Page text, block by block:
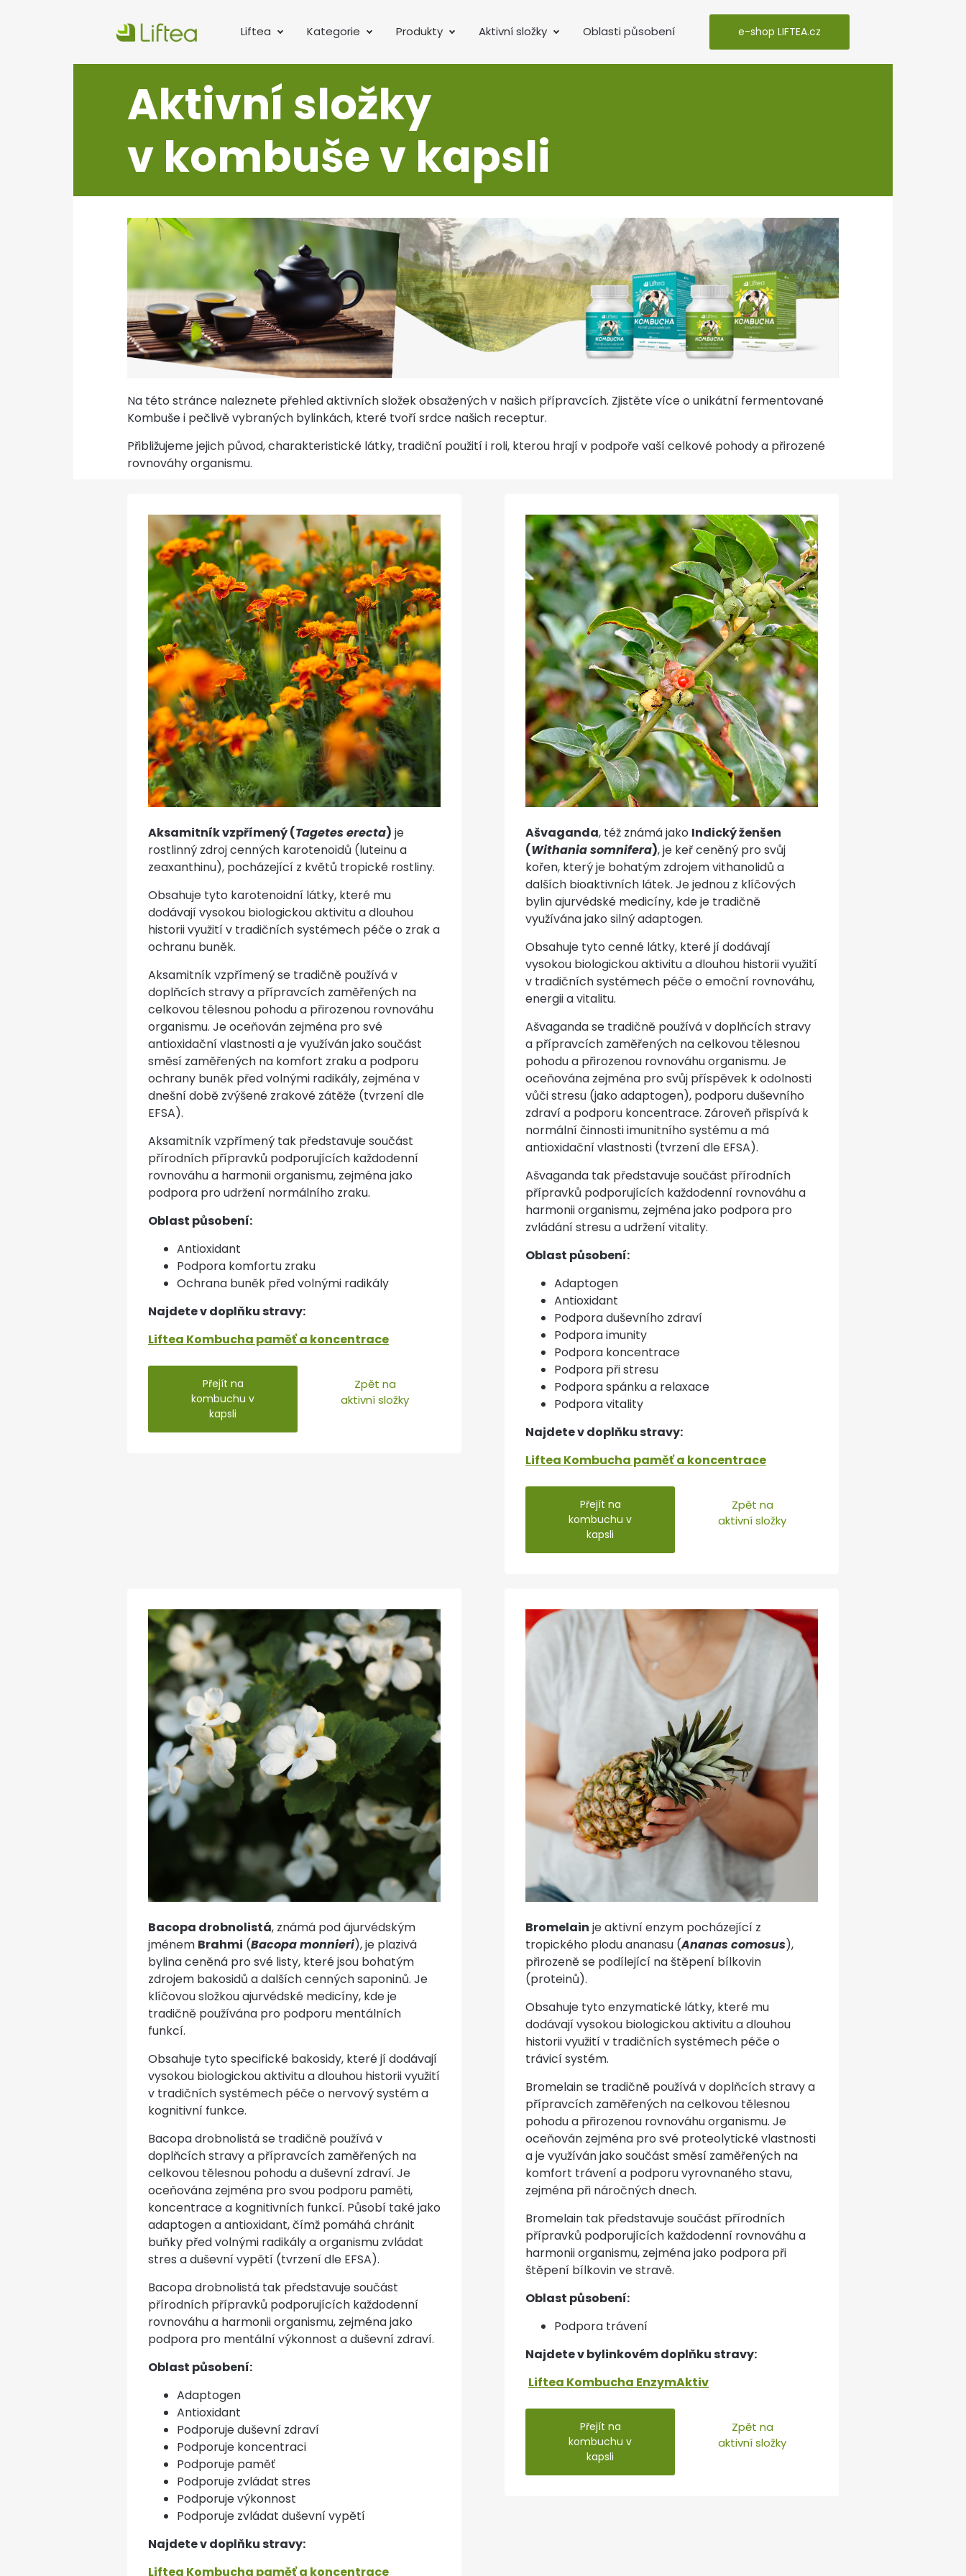
Liftea Kategorie Produkty Aktivní složky Oblasti působení e-shop LIFTEA.cz
Aktivní složky
v kombuše v kapsli
Na této stránce naleznete přehled aktivních složek obsažených v našich přípravcích. Zjistěte více o unikátní fermentované
Kombuše i pečlivě vybraných bylinkách, které tvoří srdce našich receptur.
Přibližujeme jejich původ, charakteristické látky, tradiční použití i roli, kterou hrají v podpoře vaší celkové pohody a přirozené
rovnováhy organismu.
Aksamitník vzpřímený (Tagetes erecta) je
rostlinný zdroj cenných karotenoidů (luteinu a
zeaxanthinu), pocházející z květů tropické rostliny.
Obsahuje tyto karotenoidní látky, které mu
dodávají vysokou biologickou aktivitu a dlouhou
historii využití v tradičních systémech péče o zrak a
ochranu buněk.
Aksamitník vzpřímený se tradičně používá v
doplňcích stravy a přípravcích zaměřených na
celkovou tělesnou pohodu a přirozenou rovnováhu
organismu. Je oceňován zejména pro své
antioxidační vlastnosti a je využíván jako součást
směsí zaměřených na komfort zraku a podporu
ochrany buněk před volnými radikály, zejména v
dnešní době zvýšené zrakové zátěže (tvrzení dle
EFSA).
Aksamitník vzpřímený tak představuje součást
přírodních přípravků podporujících každodenní
rovnováhu a harmonii organismu, zejména jako
podpora pro udržení normálního zraku.
Oblast působení:
Antioxidant
Podpora komfortu zraku
Ochrana buněk před volnými radikály
Najdete v doplňku stravy:
Liftea Kombucha paměť a koncentrace
Přejít na
kombuchu v
kapsli
Zpět na
aktivní složky
Ašvaganda, též známá jako Indický ženšen
(Withania somnifera), je keř ceněný pro svůj
kořen, který je bohatým zdrojem vithanolidů a
dalších bioaktivních látek. Je jednou z klíčových
bylin ajurvédské medicíny, kde je tradičně
využívána jako silný adaptogen.
Obsahuje tyto cenné látky, které jí dodávají
vysokou biologickou aktivitu a dlouhou historii využití
v tradičních systémech péče o emoční rovnováhu,
energii a vitalitu.
Ašvaganda se tradičně používá v doplňcích stravy
a přípravcích zaměřených na celkovou tělesnou
pohodu a přirozenou rovnováhu organismu. Je
oceňována zejména pro svůj příspěvek k odolnosti
vůči stresu (jako adaptogen), podporu duševního
zdraví a podporu koncentrace. Zároveň přispívá k
normální činnosti imunitního systému a má
antioxidační vlastnosti (tvrzení dle EFSA).
Ašvaganda tak představuje součást přírodních
přípravků podporujících každodenní rovnováhu a
harmonii organismu, zejména jako podpora pro
zvládání stresu a udržení vitality.
Oblast působení:
Adaptogen
Antioxidant
Podpora duševního zdraví
Podpora imunity
Podpora koncentrace
Podpora při stresu
Podpora spánku a relaxace
Podpora vitality
Najdete v doplňku stravy:
Liftea Kombucha paměť a koncentrace
Přejít na
kombuchu v
kapsli
Zpět na
aktivní složky
Bacopa drobnolistá, známá pod ájurvédským
jménem Brahmi (Bacopa monnieri), je plazivá
bylina ceněná pro své listy, které jsou bohatým
zdrojem bakosidů a dalších cenných saponinů. Je
klíčovou složkou ajurvédské medicíny, kde je
tradičně používána pro podporu mentálních
funkcí.
Obsahuje tyto specifické bakosidy, které jí dodávají
vysokou biologickou aktivitu a dlouhou historii využití
v tradičních systémech péče o nervový systém a
kognitivní funkce.
Bacopa drobnolistá se tradičně používá v
doplňcích stravy a přípravcích zaměřených na
celkovou tělesnou pohodu a duševní zdraví. Je
oceňována zejména pro svou podporu paměti,
koncentrace a kognitivních funkcí. Působí také jako
adaptogen a antioxidant, čímž pomáhá chránit
buňky před volnými radikály a organismu zvládat
stres a duševní vypětí (tvrzení dle EFSA).
Bacopa drobnolistá tak představuje součást
přírodních přípravků podporujících každodenní
rovnováhu a harmonii organismu, zejména jako
podpora pro mentální výkonnost a duševní zdraví.
Oblast působení:
Adaptogen
Antioxidant
Podporuje duševní zdraví
Podporuje koncentraci
Podporuje paměť
Podporuje zvládat stres
Podporuje výkonnost
Podporuje zvládat duševní vypětí
Najdete v doplňku stravy:
Liftea Kombucha paměť a koncentrace
Bromelain je aktivní enzym pocházející z
tropického plodu ananasu (Ananas comosus),
přirozeně se podílející na štěpení bílkovin
(proteinů).
Obsahuje tyto enzymatické látky, které mu
dodávají vysokou biologickou aktivitu a dlouhou
historii využití v tradičních systémech péče o
trávicí systém.
Bromelain se tradičně používá v doplňcích stravy a
přípravcích zaměřených na celkovou tělesnou
pohodu a přirozenou rovnováhu organismu. Je
oceňován zejména pro své proteolytické vlastnosti
a je využíván jako součást směsí zaměřených na
komfort trávení a podporu vyrovnaného stavu,
zejména při náročných dnech.
Bromelain tak představuje součást přírodních
přípravků podporujících každodenní rovnováhu a
harmonii organismu, zejména jako podpora při
štěpení bílkovin ve stravě.
Oblast působení:
Podpora trávení
Najdete v bylinkovém doplňku stravy:
Liftea Kombucha EnzymAktiv
Přejít na
kombuchu v
kapsli
Zpět na
aktivní složky